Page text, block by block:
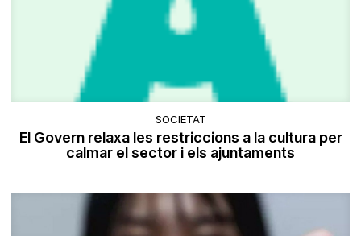
SOCIETAT
El Govern relaxa les restriccions a la cultura per
calmar el sector i els ajuntaments